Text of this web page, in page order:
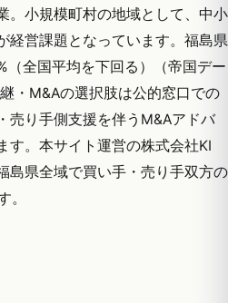
。小規模町村の地域として、中小
経営課題となっています。福島県
（全国平均を下回る）（帝国デー
・M&Aの選択肢は公的窓口での
売り手側支援を伴うM&Aアドバ
す。本サイト運営の株式会社KI
島県全域で買い手・売り手双方の
。